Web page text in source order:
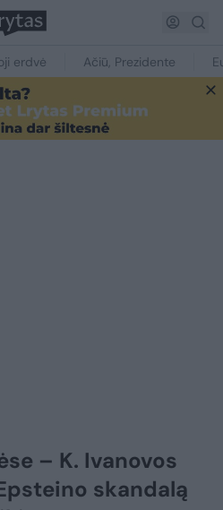
erdvė Ačiū, Prezidente
– K. Ivanovos
skandalą